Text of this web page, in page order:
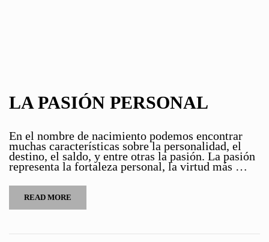
LA PASIÓN PERSONAL
En el nombre de nacimiento podemos encontrar
muchas características sobre la personalidad, el
destino, el saldo, y entre otras la pasión. La pasión
representa la fortaleza personal, la virtud más …
READ MORE